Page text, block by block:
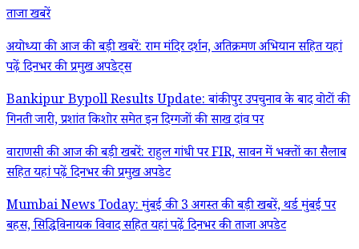
ताजा खबरें
अयोध्या की आज की बड़ी खबरें: राम मंदिर दर्शन, अतिक्रमण अभियान सहित यहां
पढ़ें दिनभर की प्रमुख अपडेट्स
Bankipur Bypoll Results Update: बांकीपुर उपचुनाव के बाद वोटों की
गिनती जारी, प्रशांत किशोर समेत इन दिग्गजों की साख दांव पर
वाराणसी की आज की बड़ी खबरें: राहुल गांधी पर FIR, सावन में भक्तों का सैलाब
सहित यहां पढ़ें दिनभर की प्रमुख अपडेट
Mumbai News Today: मुंबई की 3 अगस्त की बड़ी खबरें, थर्ड मुंबई पर
बहस, सिद्धिविनायक विवाद सहित यहां पढ़ें दिनभर की ताजा अपडेट